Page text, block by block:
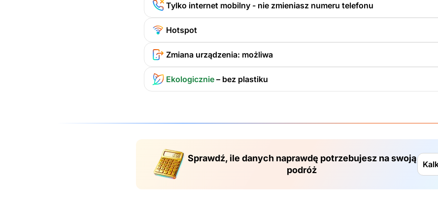
Tylko internet mobilny - nie zmieniasz numeru telefonu
Hotspot
Zmiana urządzenia: możliwa
Ekologicznie – bez plastiku
Sprawdź, ile danych naprawdę potrzebujesz na swoją
podróż